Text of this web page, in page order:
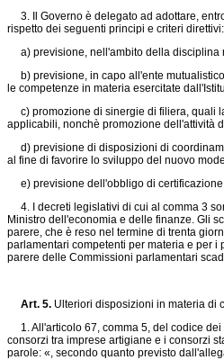
3. Il Governo è delegato ad adottare,
rispetto dei seguenti principi e criteri direttivi:
a) previsione, nell'ambito della disciplina
b) previsione, in capo all'ente
le competenze in materia esercitate
c) promozione di sinergie di filiera, quali
applicabili, nonchè promozione dell'attività
d) previsione di disposizioni di
al fine di favorire lo sviluppo del nuovo
e) previsione dell'obbligo di
4. I decreti legislativi di cui al comma 3
Ministro dell'economia e delle finanze. Gli
parere, che è reso nel termine di trenta
parlamentari competenti per materia e per
parere delle Commissioni parlamentari
Art. 5. Ulteriori disposizioni in materia di
1. All'articolo 67, comma 5, del codice dei
consorzi tra imprese artigiane e i consorzi
parole: «, secondo quanto previsto